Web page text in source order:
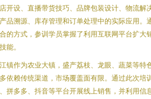
开设、直播带货技巧、品牌包装设计、物流解
品溯源、库存管理和订单处理中的实际应用。
的方式，参训学员掌握了利用互联网平台扩大
能。
镇作为农业大镇，盛产荔枝、龙眼、蔬菜等特
依赖传统渠道，市场覆盖面有限。通过此次培
拼多多、抖音等平台开展线上销售，并利用信